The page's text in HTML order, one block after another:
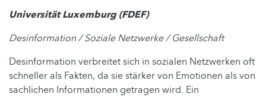
Universität Luxemburg (FDEF)
Desinformation / Soziale Netzwerke / Gesellschaft
Desinformation verbreitet sich in sozialen Netzwerken oft
schneller als Fakten, da sie stärker von Emotionen als von
sachlichen Informationen getragen wird. Ein